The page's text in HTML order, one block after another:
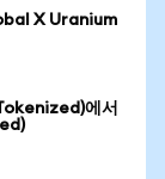
X Uranium
에서